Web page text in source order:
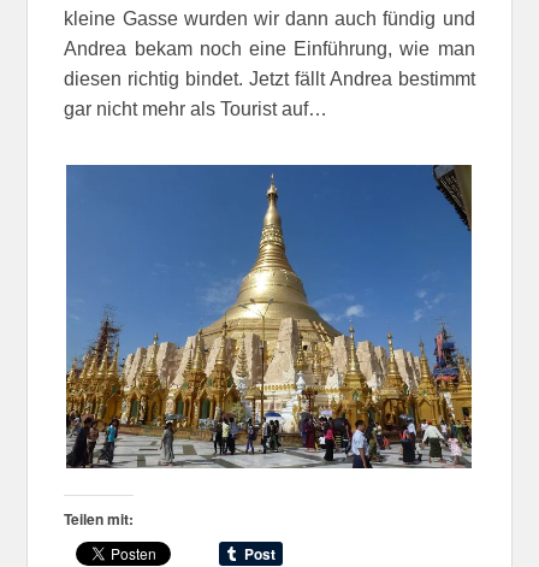
kleine Gasse wurden wir dann auch fündig und
Andrea bekam noch eine Einführung, wie man
diesen richtig bindet. Jetzt fällt Andrea bestimmt
gar nicht mehr als Tourist auf…
Teilen mit: